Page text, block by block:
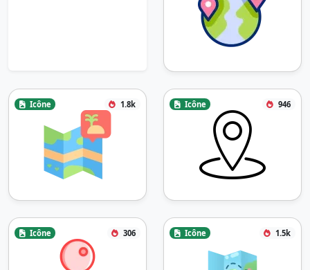
Icône 1.8k Icône 946
Icône 306 Icône 1.5k